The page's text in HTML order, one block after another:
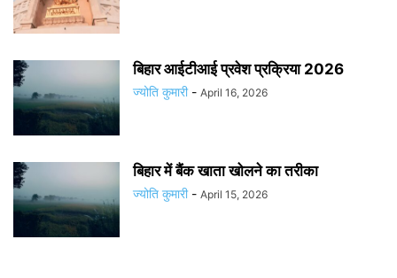
बिहार आईटीआई प्रवेश प्रक्रिया 2026
ज्योति कुमारी - April 16, 2026
बिहार में बैंक खाता खोलने का तरीका
ज्योति कुमारी - April 15, 2026